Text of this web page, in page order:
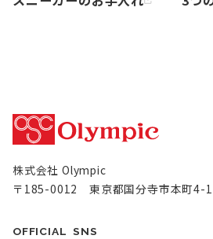
株式会社 Olympic
〒185-0012 東京都国分寺市本町4-
OFFICIAL SNS